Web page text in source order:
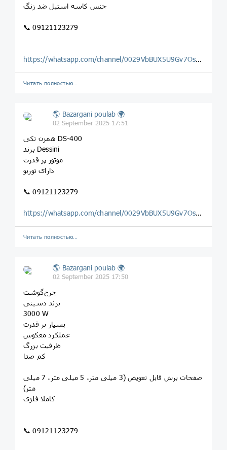
جنس کاسه استیل ضد زنگ
📞 09121123279
https://whatsapp.com/channel/0029VbBUX5U9Gv7OsLwF2o0H
Читать полностью…
🌎 Bazargani poulab 🌍
02 September 2025 17:51
همزن تکی DS-400
برند Dessini
موتور پر قدرت
دارای توربو
📞 09121123279
https://whatsapp.com/channel/0029VbBUX5U9Gv7OsLwF2o0H
Читать полностью…
🌎 Bazargani poulab 🌍
02 September 2025 17:50
چرخ‌گوشت
برند دسینی
3000 W
بسیار پر قدرت
عملکرد معکوس
ظرفیت بزرگ
کم صدا
صفحات برش قابل تعویض (3 میلی متر، 5 میلی متر، 7 میلی
متر)
کاملا فلزی
📞 09121123279